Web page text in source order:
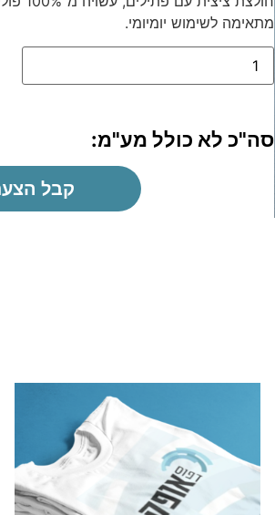
מתאימה לשימוש יומיומי.
סה"כ לא כולל מע"מ:
קבל